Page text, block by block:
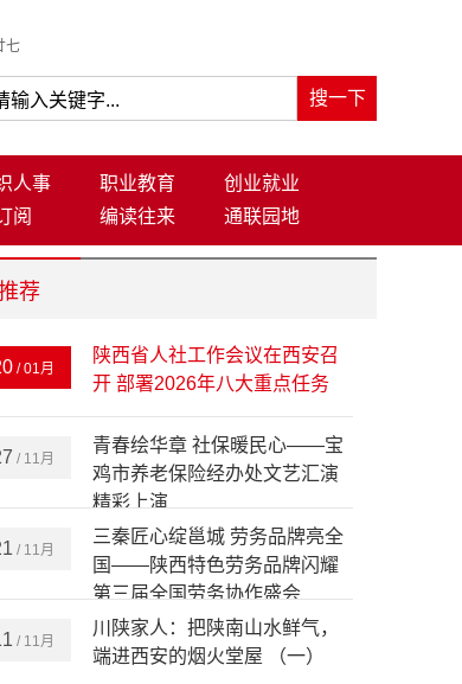
七
人事 职业教育
创业就业
阅 编读往来 通联园地
荐
/ 01月
陕西省人社工作会议在西安召
开 部署2026年八大重点任务
/ 11月
青春绘华章 社保暖民心——宝
鸡市养老保险经办处文艺汇演
精彩上演
/ 11月
三秦匠心绽邕城 劳务品牌亮全
国——陕西特色劳务品牌闪耀
第三届全国劳务协作盛会
/ 11月
川陕家人：把陕南山水鲜气，
端进西安的烟火堂屋 （一）